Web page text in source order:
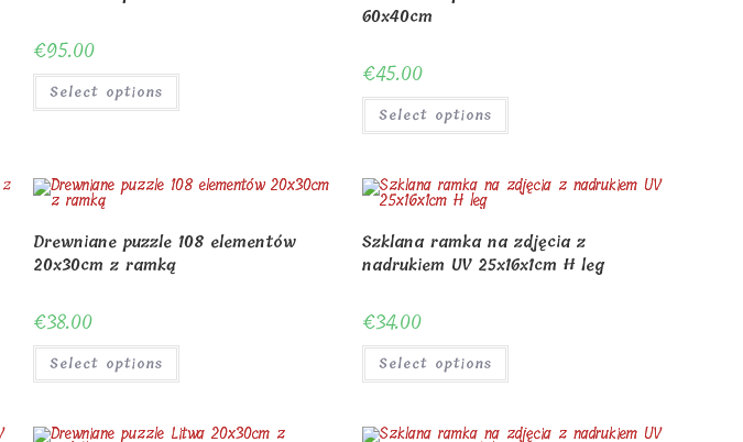
€95.00
Select options
60x40cm
€45.00
Select options
Drewniane puzzle 108 elementów
20x30cm z ramką
€38.00
Select options
Szklana ramka na zdjęcia z
nadrukiem UV 25x16x1cm H leg
€34.00
Select options